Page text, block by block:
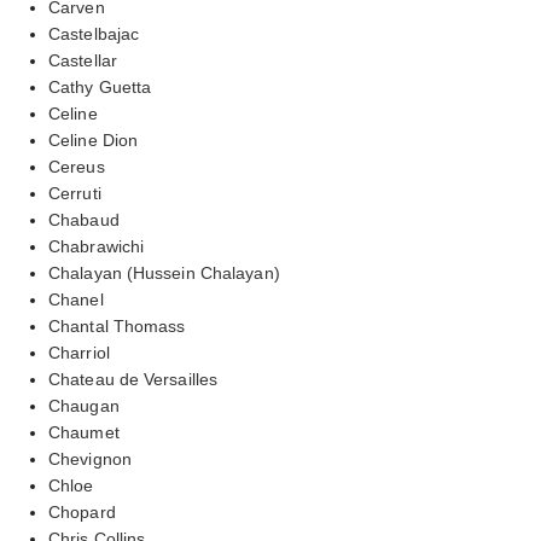
Carven
Castelbajac
Castellar
Cathy Guetta
Celine
Celine Dion
Cereus
Cerruti
Chabaud
Chabrawichi
Chalayan (Hussein Chalayan)
Chanel
Chantal Thomass
Charriol
Chateau de Versailles
Chaugan
Chaumet
Chevignon
Chloe
Chopard